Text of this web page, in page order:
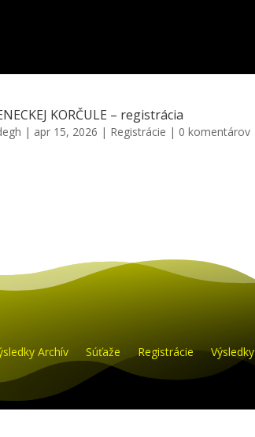
KORČULE – registrácia
| apr 15, 2026 | Registrácie | 0 komentárov
Archív Súťaže Registrácie Výsledky